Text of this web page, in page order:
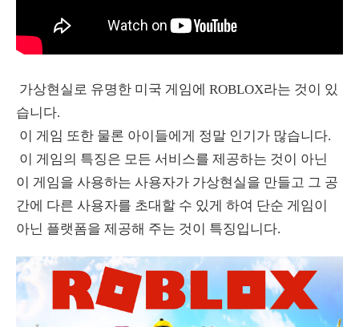
가상현실로 유명한 미국 게임에 ROBLOX라는 것이 있
습니다.
이 게임 또한 물론 아이들에게 정말 인기가 많습니다.
이 게임의 특징은 모든 서비스를 제공하는 것이 아닌
이 게임을 사용하는 사용자가 가상현실을 만들고 그 공
간에 다른 사용자를 초대할 수 있게 하여 단순 게임이
아닌 플랫폼을 제공해 주는 것이 특징입니다.